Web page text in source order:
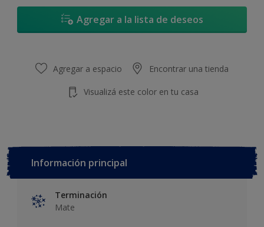
Agregar a la lista de deseos
Agregar a espacio Encontrar una tienda
Visualizá este color en tu casa
Información principal
Terminación
Mate